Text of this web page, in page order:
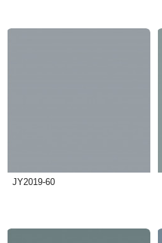
JY2019-60